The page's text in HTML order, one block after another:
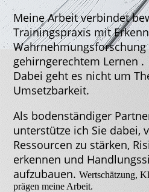
Meine Arbeit verbindet
Trainingspraxis mit
gehirngerechtem Lernen .
Dabei geht es nicht um
Umsetzbarkeit.
Als bodenständiger
unterstütze ich Sie dabei,
Ressourcen zu stärken,
erkennen und
aufzubauen.Wertschätzung,
prägen meine Arbeit.